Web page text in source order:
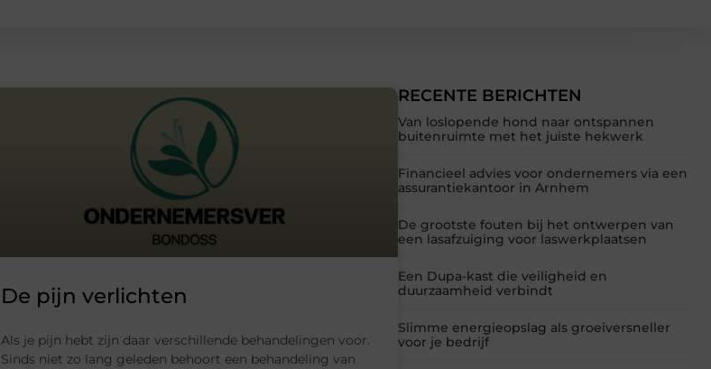
RECENTE BERICHTEN
Van loslopende hond naar ontspannen
buitenruimte met het juiste hekwerk
Financieel advies voor ondernemers via een
assurantiekantoor in Arnhem
De grootste fouten bij het ontwerpen van
een lasafzuiging voor laswerkplaatsen
Een Dupa-kast die veiligheid en
duurzaamheid verbindt
Slimme energieopslag als groeiversneller
voor je bedrijf
De pijn verlichten
Als je pijn hebt zijn daar verschillende behandelingen voor.
Sinds niet zo lang geleden behoort een behandeling van